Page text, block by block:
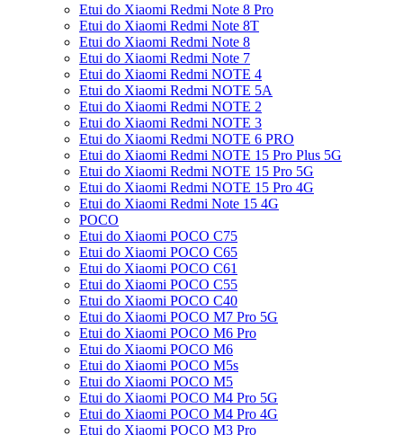
Etui do Xiaomi Redmi Note 8 Pro
Etui do Xiaomi Redmi Note 8T
Etui do Xiaomi Redmi Note 8
Etui do Xiaomi Redmi Note 7
Etui do Xiaomi Redmi NOTE 4
Etui do Xiaomi Redmi NOTE 5A
Etui do Xiaomi Redmi NOTE 2
Etui do Xiaomi Redmi NOTE 3
Etui do Xiaomi Redmi NOTE 6 PRO
Etui do Xiaomi Redmi NOTE 15 Pro Plus 5G
Etui do Xiaomi Redmi NOTE 15 Pro 5G
Etui do Xiaomi Redmi NOTE 15 Pro 4G
Etui do Xiaomi Redmi Note 15 4G
POCO
Etui do Xiaomi POCO C75
Etui do Xiaomi POCO C65
Etui do Xiaomi POCO C61
Etui do Xiaomi POCO C55
Etui do Xiaomi POCO C40
Etui do Xiaomi POCO M7 Pro 5G
Etui do Xiaomi POCO M6 Pro
Etui do Xiaomi POCO M6
Etui do Xiaomi POCO M5s
Etui do Xiaomi POCO M5
Etui do Xiaomi POCO M4 Pro 5G
Etui do Xiaomi POCO M4 Pro 4G
Etui do Xiaomi POCO M3 Pro